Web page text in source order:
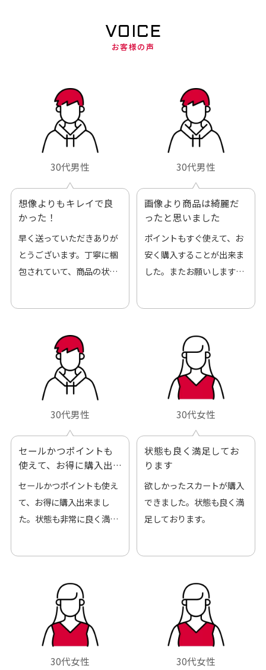
VOICE
お客様の声
30代男性
想像よりもキレイで良
かった！
早く送っていただきありが
とうございます。丁寧に梱
包されていて、商品の状態
30代男性
画像より商品は綺麗だ
ったと思いました
ポイントもすぐ使えて、お
安く購入することが出来ま
した。またお願いします、
30代男性
セールかつポイントも
使えて、お得に購入出
来ました
セールかつポイントも使え
て、お得に購入出来まし
た。状態も非常に良く満足
30代女性
状態も良く満足してお
ります
欲しかったスカートが購入
できました。状態も良く満
足しております。
30代女性 30代女性